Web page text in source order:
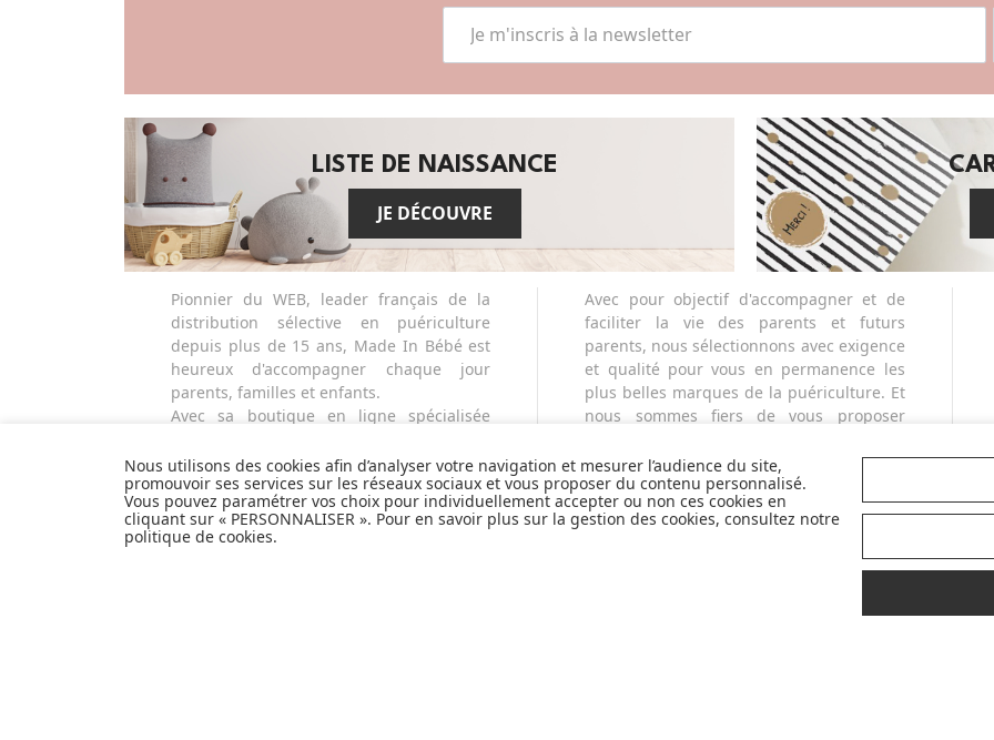
LISTE DE NAISSANCE
JE DÉCOUVRE
Pionnier du WEB, leader français de la
distribution sélective en puériculture
depuis plus de 15 ans, Made In Bébé est
heureux d'accompagner chaque jour
parents, familles et enfants.
Avec sa boutique en ligne spécialisée
propose plus de 20 000 références et une
sélection de plus de 300 marques.
Que ce soit pour préparer l'arrivée d'un
heureux événement ou faire plaisir à vos
Avec pour objectif d'accompagner et de
faciliter la vie des parents et futurs
parents, nous sélectionnons avec exigence
et qualité pour vous en permanence les
plus belles marques de la puériculture. Et
nous sommes fiers de vous proposer
sélectives et innovantes telles que Cybex,
Nobodinoz, Liewood, Charlie Crane,
Babyzen, Stokke, etc...
Pour mieux vous accompagner dans vos
choix, retrouvez nos labels pour
Nous utilisons des cookies afin d’analyser votre navigation et mesurer l’audience du site,
promouvoir ses services sur les réseaux sociaux et vous proposer du contenu personnalisé.
Vous pouvez paramétrer vos choix pour individuellement accepter ou non ces cookies en
cliquant sur « PERSONNALISER ». Pour en savoir plus sur la gestion des cookies, consultez notre
politique de cookies.